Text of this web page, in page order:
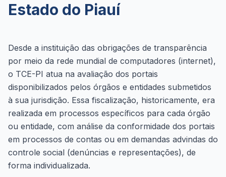
Estado do Piauí
Desde a instituição das obrigações de transparência
por meio da rede mundial de computadores (internet),
o TCE-PI atua na avaliação dos portais
disponibilizados pelos órgãos e entidades submetidos
à sua jurisdição. Essa fiscalização, historicamente, era
realizada em processos específicos para cada órgão
ou entidade, com análise da conformidade dos portais
em processos de contas ou em demandas advindas do
controle social (denúncias e representações), de
forma individualizada.